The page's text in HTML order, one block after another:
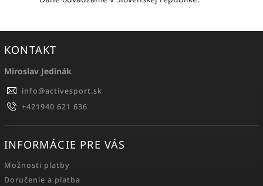
KONTAKT
Miroslav Jedinák
info@activesport.sk
+421940 621 636
INFORMÁCIE PRE VÁS
Možnosti platby
Doručenie a platba